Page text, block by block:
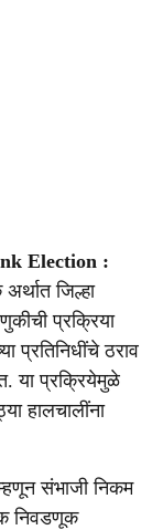
Election :
जिल्हा
प्रक्रिया
ठराव
या प्रक्रियेमुळे
हालचालींना
संभाजी निकम
निवडणूक